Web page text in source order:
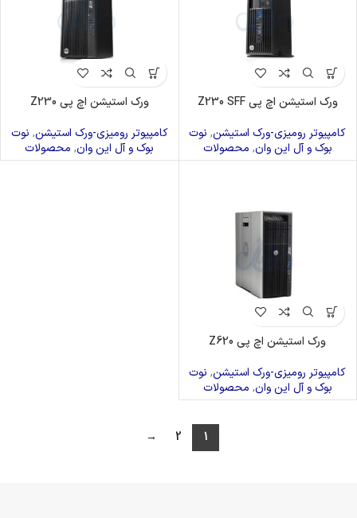
ورک استیشن اچ پی Z230 SFF
کامپیوتر رومیزی-ورک استیشن, نوت
بوک و آل این وان, محصولات
ورک استیشن اچ پی Z230
کامپیوتر رومیزی-ورک استیشن, نوت
بوک و آل این وان, محصولات
ورک استیشن اچ پی Z620
کامپیوتر رومیزی-ورک استیشن, نوت
بوک و آل این وان, محصولات
1
2
→